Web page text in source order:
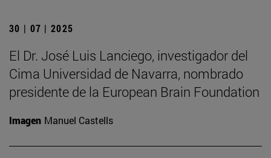
30 | 07 | 2025
El Dr. José Luis Lanciego, investigador del
Cima Universidad de Navarra, nombrado
presidente de la European Brain Foundation
Imagen Manuel Castells